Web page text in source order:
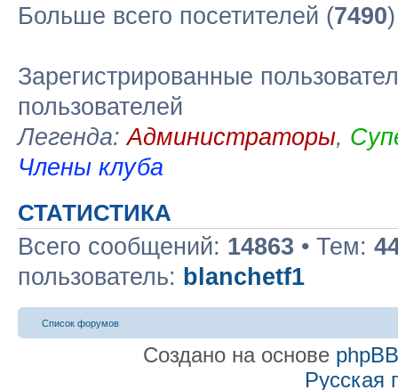
Больше всего посетителей (7490
Зарегистрированные
пользователей
Легенда:Администраторы,
Члены клуба
СТАТИСТИКА
Всего сообщений: 14863 • Тем:
пользователь: blanchetf1
Список форумов
Создано на основе phpBB
Русская